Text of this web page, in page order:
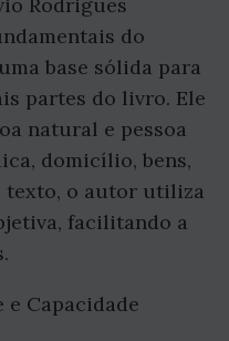
Rodrigues
do
base sólida para
partes do livro. Ele
natural e pessoa
domicílio, bens,
texto, o autor utiliza
facilitando a
Capacidade